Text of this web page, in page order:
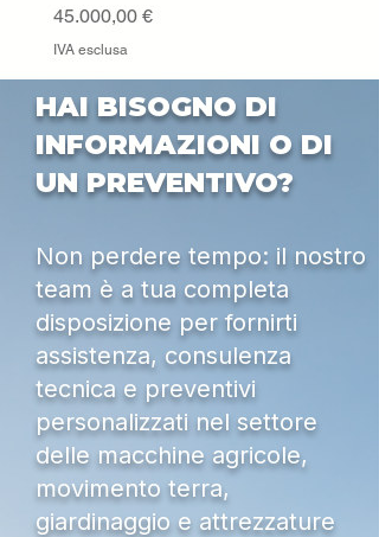
Prezzo
45.000,00 €
IVA esclusa
HAI BISOGNO DI
INFORMAZIONI O DI
UN PREVENTIVO?
Non perdere tempo: il nostro
team è a tua completa
disposizione per fornirti
assistenza, consulenza
tecnica e preventivi
personalizzati nel settore
delle macchine agricole,
movimento terra,
giardinaggio e attrezzature